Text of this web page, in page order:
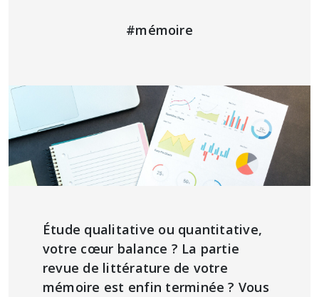
#mémoire
Étude qualitative ou quantitative,
votre cœur balance ? La partie
revue de littérature de votre
mémoire est enfin terminée ? Vous